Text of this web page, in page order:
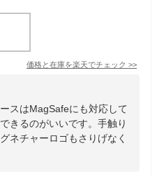
価格と在庫を楽天でチェック >>
スはMagSafeにも対応して
きるのがいいです。手触り
ネチャーロゴもさりげなく